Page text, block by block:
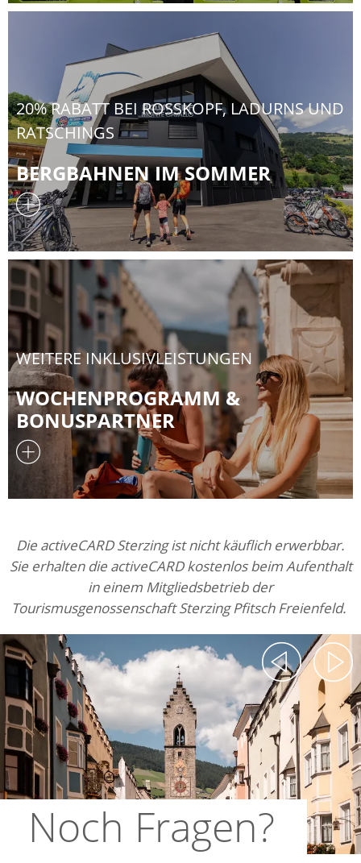
20% RABATT BEI ROSSKOPF, LADURNS UND
RATSCHINGS
BERGBAHNEN IM SOMMER
WEITERE INKLUSIVLEISTUNGEN
WOCHENPROGRAMM &
BONUSPARTNER
Die activeCARD Sterzing ist nicht käuflich erwerbbar.
Sie erhalten die activeCARD kostenlos beim Aufenthalt
in einem Mitgliedsbetrieb der
Tourismusgenossenschaft Sterzing Pfitsch Freienfeld.
Noch Fragen?